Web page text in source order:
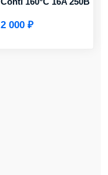
2 000 ₽